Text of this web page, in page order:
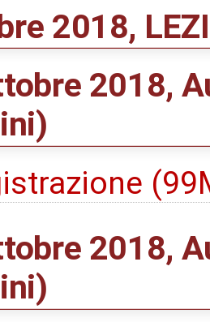
2018,
2018,
2018,